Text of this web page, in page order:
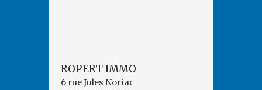
ROPERT IMMO
6 rue Jules Noriac